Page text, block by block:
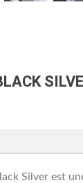
Silver est